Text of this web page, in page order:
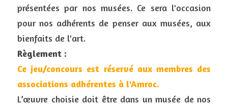
présentées par nos musées. Ce sera l'occasion
pour nos adhérents de penser aux musées, aux
bienfaits de l'art.
Règlement :
Ce jeu/concours est réservé aux membres des
associations adhérentes à l'Amroc.
L’œuvre choisie doit être dans un musée de nos